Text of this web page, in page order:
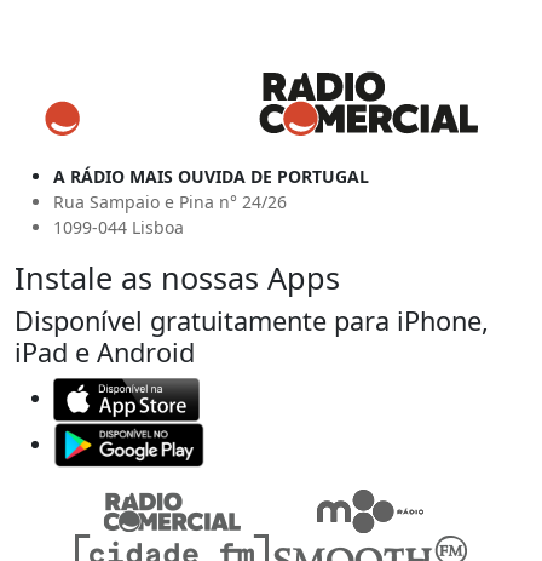
A RÁDIO MAIS OUVIDA DE PORTUGAL
Rua Sampaio e Pina n° 24/26
1099-044 Lisboa
Instale as nossas Apps
Disponível gratuitamente para iPhone,
iPad e Android